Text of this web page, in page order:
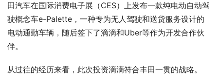
田汽车在国际消费电子展（CES）上发布一款纯电动自动驾
驶概念车e-Palette，一种专为无人驾驶和送货服务设计的
电动通勤车辆，随后签下了滴滴和Uber等作为开发合作伙
伴。
从过往的经历来看，此次投资滴滴符合丰田一贯的战略。